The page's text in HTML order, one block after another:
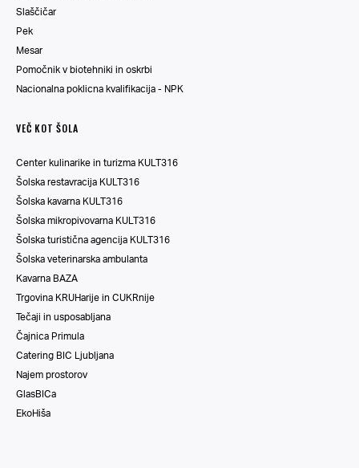
Slaščičar
Pek
Mesar
Pomočnik v biotehniki in oskrbi
Nacionalna poklicna kvalifikacija - NPK
VEČ KOT ŠOLA
Center kulinarike in turizma KULT316
Šolska restavracija KULT316
Šolska kavarna KULT316
Šolska mikropivovarna KULT316
Šolska turistična agencija KULT316
Šolska veterinarska ambulanta
Kavarna BAZA
Trgovina KRUHarije in CUKRnije
Tečaji in usposabljana
Čajnica Primula
Catering BIC Ljubljana
Najem prostorov
GlasBICa
EkoHiša